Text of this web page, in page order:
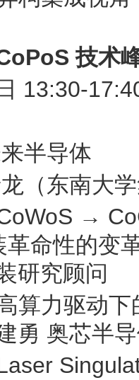
技术
13:30-
半导体
（东南大
→
命性的变
研究顾问
算力驱动
勇 奥芯半